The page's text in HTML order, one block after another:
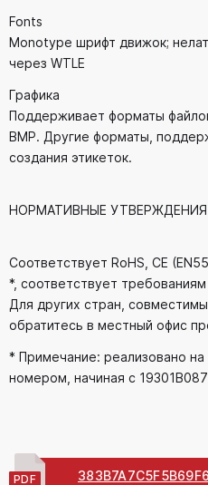
Fonts
Monotype шрифт движок;
через WTLE
Графика
Поддерживает форматы
BMP. Другие форматы,
создания этикеток.
НОРМАТИВНЫЕ УТВЕРЖДЕНИЯ
Соответствует RoHS, CE
*, соответствует
Для других стран,
обратитесь в местный офис
* Примечание: реализовано
номером, начиная с